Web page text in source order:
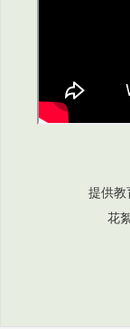
提供教
花